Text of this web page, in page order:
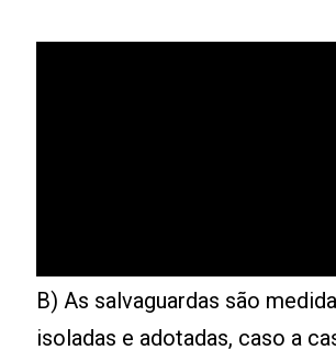
B) As salvaguardas são
isoladas e adotadas, caso a